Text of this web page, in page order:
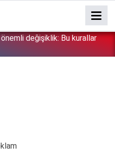
değişiklik: Bu kurallar